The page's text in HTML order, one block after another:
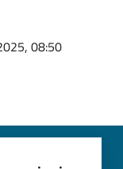
08:50